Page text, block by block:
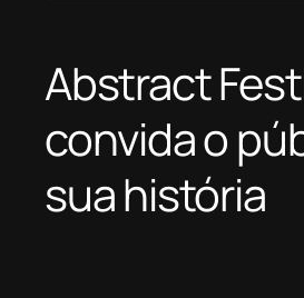
Abstract
convida o
sua história